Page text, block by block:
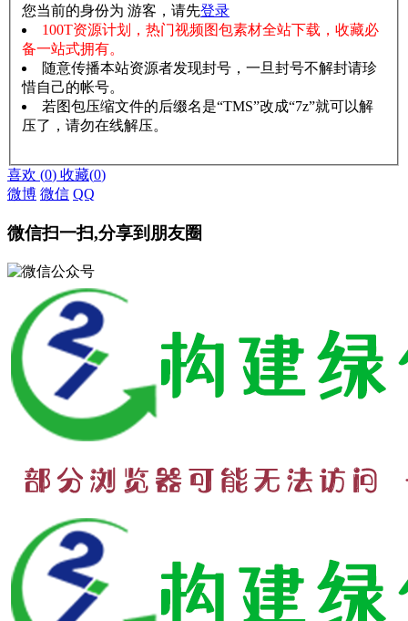
您当前的身份为 游客，请先登录
100T资源计划，热门视频图包素材全站下载，收藏必
备一站式拥有。
随意传播本站资源者发现封号，一旦封号不解封请珍
惜自己的帐号。
若图包压缩文件的后缀名是“TMS”改成“7z”就可以解
压了，请勿在线解压。
喜欢 (0) 收藏(0)
微博 微信 QQ
微信扫一扫,分享到朋友圈